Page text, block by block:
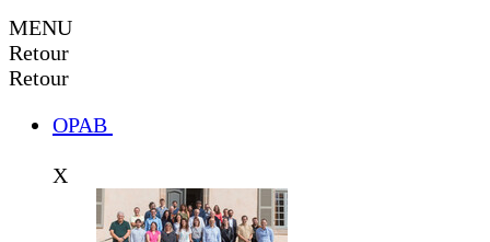
MENU
Retour
Retour
OPAB
X